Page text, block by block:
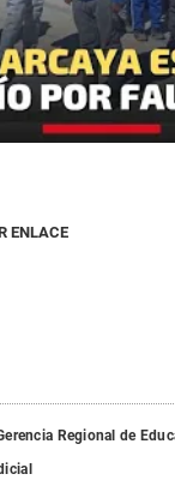
ENLACE
Regional de